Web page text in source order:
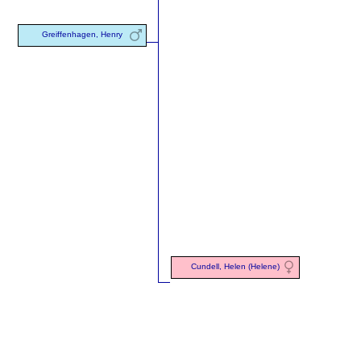
Greiffenhagen, Henry
Cundell, Helen (Helene)